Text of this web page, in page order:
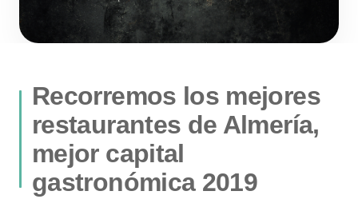
Recorremos los mejores
restaurantes de Almería,
mejor capital
gastronómica 2019